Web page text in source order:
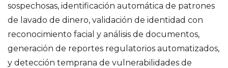
sospechosas, identificación automática de patrones
de lavado de dinero, validación de identidad con
reconocimiento facial y análisis de documentos,
generación de reportes regulatorios automatizados,
y detección temprana de vulnerabilidades de